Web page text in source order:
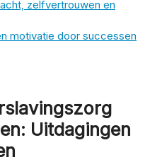
zelfvertrouwen en
motivatie door successen
Uitdagingen